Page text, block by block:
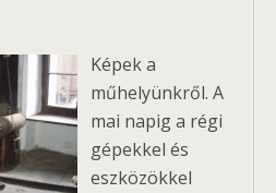
Képek a
műhelyünkről. A
mai napig a régi
gépekkel és
eszközökkel